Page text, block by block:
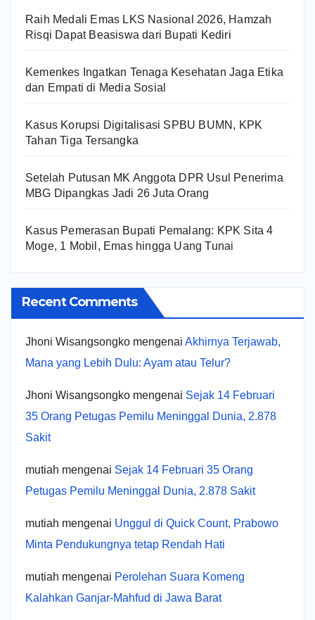
Raih Medali Emas LKS Nasional 2026, Hamzah
Risqi Dapat Beasiswa dari Bupati Kediri
Kemenkes Ingatkan Tenaga Kesehatan Jaga Etika
dan Empati di Media Sosial
Kasus Korupsi Digitalisasi SPBU BUMN, KPK
Tahan Tiga Tersangka
Setelah Putusan MK Anggota DPR Usul Penerima
MBG Dipangkas Jadi 26 Juta Orang
Kasus Pemerasan Bupati Pemalang: KPK Sita 4
Moge, 1 Mobil, Emas hingga Uang Tunai
Recent Comments
Jhoni Wisangsongko mengenai Akhirnya Terjawab,
Mana yang Lebih Dulu: Ayam atau Telur?
Jhoni Wisangsongko mengenai Sejak 14 Februari
35 Orang Petugas Pemilu Meninggal Dunia, 2.878
Sakit
mutiah mengenai Sejak 14 Februari 35 Orang
Petugas Pemilu Meninggal Dunia, 2.878 Sakit
mutiah mengenai Unggul di Quick Count, Prabowo
Minta Pendukungnya tetap Rendah Hati
mutiah mengenai Perolehan Suara Komeng
Kalahkan Ganjar-Mahfud di Jawa Barat